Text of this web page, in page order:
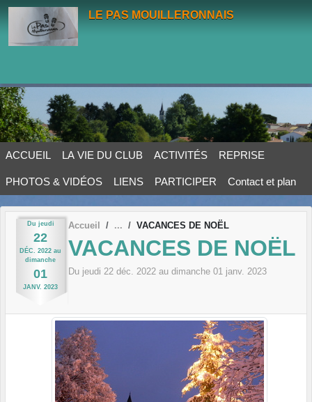
LE PAS MOUILLERONNAIS
ACCUEIL LA VIE DU CLUB ACTIVITÉS REPRISE
PHOTOS & VIDÉOS LIENS PARTICIPER Contact et plan
Du jeudi
22
DÉC. 2022 au
dimanche
01
JANV. 2023
Accueil VACANCES DE NOËL
VACANCES DE NOËL
Du jeudi 22 déc. 2022 au dimanche 01 janv. 2023
Panneau de gestion des cookies